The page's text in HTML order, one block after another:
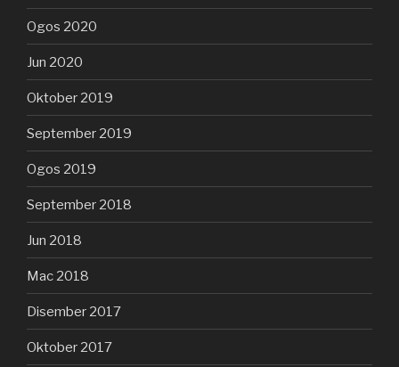
Ogos 2020
Jun 2020
Oktober 2019
September 2019
Ogos 2019
September 2018
Jun 2018
Mac 2018
Disember 2017
Oktober 2017